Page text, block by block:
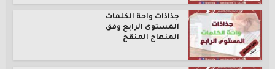
جذاذات واحة الكلمات
المستوى الرابع وفق
المنهاج المنقح